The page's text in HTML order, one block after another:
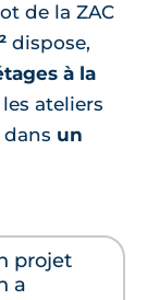
de la ZAC
dispose,
à la
ateliers
un
projet
a